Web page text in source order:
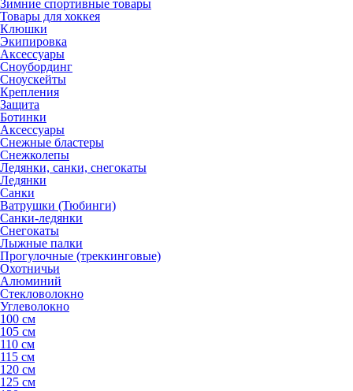
Зимние спортивные товары
Товары для хоккея
Клюшки
Экипировка
Аксессуары
Сноубординг
Сноускейты
Крепления
Защита
Ботинки
Аксессуары
Снежные бластеры
Снежколепы
Ледянки, санки, снегокаты
Ледянки
Санки
Ватрушки (Тюбинги)
Санки-ледянки
Снегокаты
Лыжные палки
Прогулочные (треккинговые)
Охотничьи
Алюминий
Стекловолокно
Углеволокно
100 см
105 см
110 см
115 см
120 см
125 см